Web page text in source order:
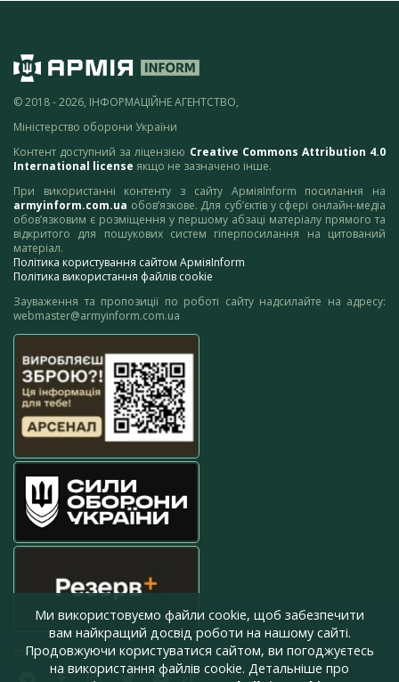
© 2018 - 2026, ІНФОРМАЦІЙНЕ АГЕНТСТВО,
Міністерство оборони України
Контент доступний за ліцензією Creative Commons Attribution 4.0
International license якщо не зазначено інше.
При використанні контенту з сайту АрміяInform посилання на
armyinform.com.ua обов’язкове. Для суб’єктів у сфері онлайн-медіа
обов’язковим є розміщення у першому абзаці матеріалу прямого та
відкритого для пошукових систем гіперпосилання на цитований
матеріал.
Політика користування сайтом АрміяInform
Політика використання файлів cookie
Зауваження та пропозиції по роботі сайту надсилайте на адресу:
webmaster@armyinform.com.ua
press@armyinform.com.ua
Ми використовуємо файли cookie, щоб забезпечити
вам найкращий досвід роботи на нашому сайті.
Продовжуючи користуватися сайтом, ви погоджуєтесь
на використання файлів cookie. Детальніше про